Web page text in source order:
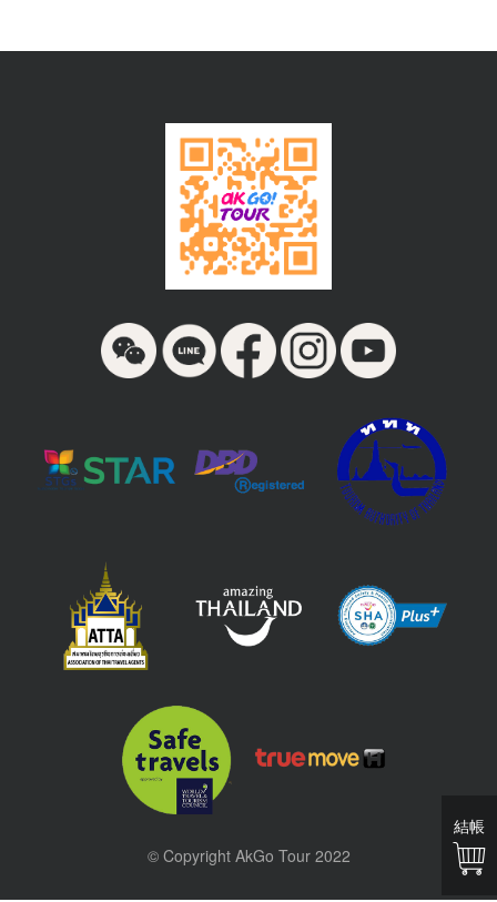
結帳
© Copyright AkGo Tour 2022